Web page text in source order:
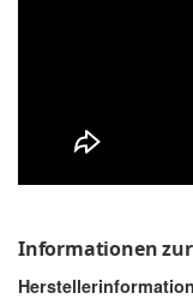
Informationen